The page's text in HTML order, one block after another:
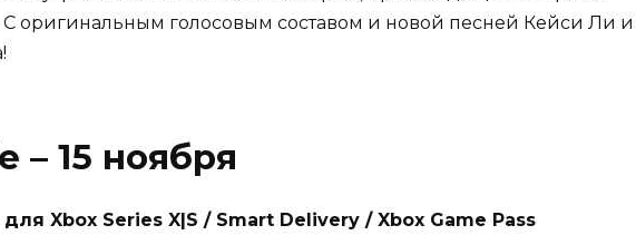
С оригинальным голосовым составом и новой песней Кейси Ли и
– 15 ноября
Xbox Series X|S / Smart Delivery / Xbox Game Pass